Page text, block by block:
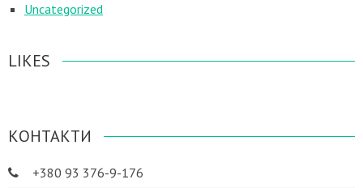
Uncategorized
LIKES
КОНТАКТИ
+380 93 376-9-176